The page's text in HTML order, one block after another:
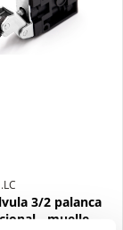
3/2 palanca
- muelle